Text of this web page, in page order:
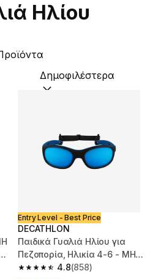
Ηλίου
Ταξινόμηση κατά:
Entry Level - Best Price
DECATHLON
Παιδικά Γυαλιά Ηλίου για
Πεζοπορία, Ηλικία 4-6 - MH
K500 - Κατηγορία 4
4.8
4.8 out of 5 stars from 858
(858)